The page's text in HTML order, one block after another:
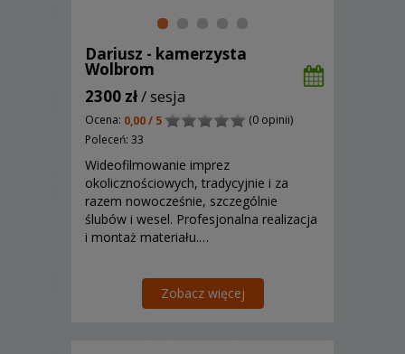
Dariusz - kamerzysta
Wolbrom
2300 zł/ sesja
Ocena: 0,00 / 5
(0 opinii)
Poleceń: 33
Wideofilmowanie imprez
okolicznościowych, tradycyjnie i za
razem nowocześnie, szczególnie
ślubów i wesel. Profesjonalna realizacja
i montaż materiału.…
Zobacz więcej